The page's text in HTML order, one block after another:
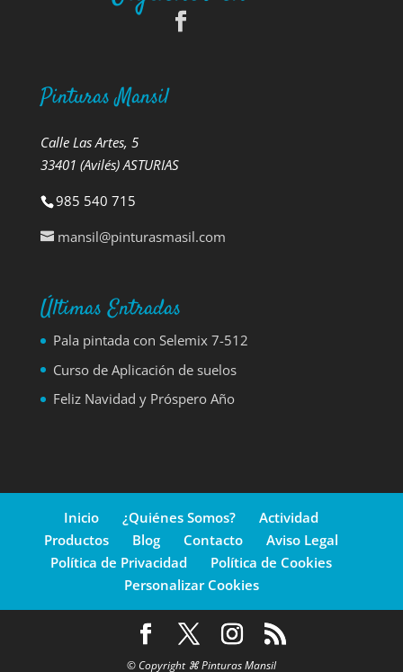
Pinturas Mansil
Calle Las Artes, 5
33401 (Avilés) ASTURIAS
985 540 715
mansil@pinturasmasil.com
Últimas Entradas
Pala pintada con Selemix 7-512
Curso de Aplicación de suelos
Feliz Navidad y Próspero Año
Inicio ¿Quiénes Somos?
Actividad
Productos
Blog Contacto
Aviso Legal
Política de Privacidad
Política de Cookies
Personalizar Cookies
© Copyright ⌘ Pinturas Mansil